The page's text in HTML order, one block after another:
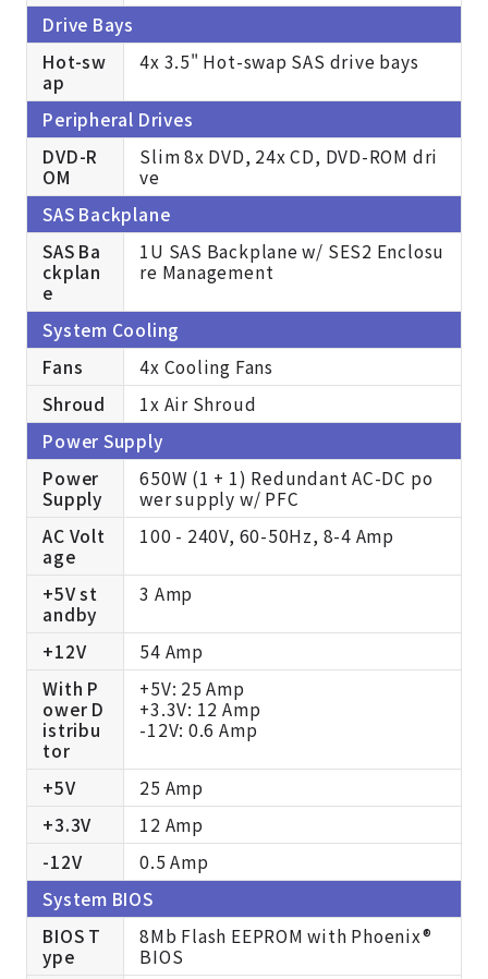
Drive Bays
Hot-sw
ap
4x 3.5" Hot-swap SAS drive bays
Peripheral Drives
DVD-R
OM
Slim 8x DVD, 24x CD, DVD-ROM dri
ve
SAS Backplane
SAS Ba
ckplan
e
1U SAS Backplane w/ SES2 Enclosu
re Management
System Cooling
Fans
4x Cooling Fans
Shroud
1x Air Shroud
Power Supply
Power
Supply
650W (1 + 1) Redundant AC-DC po
wer supply w/ PFC
AC Volt
age
100 - 240V, 60-50Hz, 8-4 Amp
+5V st
andby
3 Amp
+12V
54 Amp
With P
ower D
istribu
tor
+5V: 25 Amp
+3.3V: 12 Amp
-12V: 0.6 Amp
+5V
25 Amp
+3.3V
12 Amp
-12V
0.5 Amp
System BIOS
BIOS T
ype
8Mb Flash EEPROM with Phoenix®
BIOS